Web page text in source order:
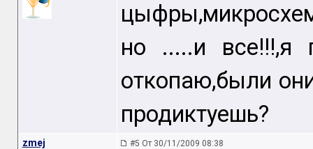
но .....и все!!!,я
откопаю,были
продиктуешь?
zmej #5 От 30/11/2009 08:38